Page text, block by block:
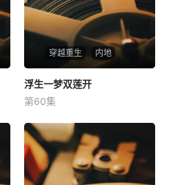
穿越重生 内地
浮生一梦双莲开
未知
浮生一梦双莲开
第60集